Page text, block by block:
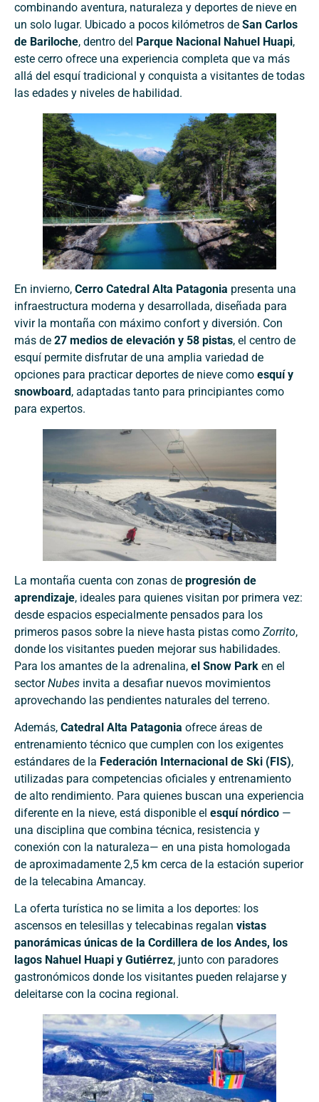
combinando aventura, naturaleza y deportes de nieve en
un solo lugar. Ubicado a pocos kilómetros de San Carlos
de Bariloche, dentro del Parque Nacional Nahuel Huapi,
este cerro ofrece una experiencia completa que va más
allá del esquí tradicional y conquista a visitantes de todas
las edades y niveles de habilidad.
En invierno, Cerro Catedral Alta Patagonia presenta una
infraestructura moderna y desarrollada, diseñada para
vivir la montaña con máximo confort y diversión. Con
más de 27 medios de elevación y 58 pistas, el centro de
esquí permite disfrutar de una amplia variedad de
opciones para practicar deportes de nieve como esquí y
snowboard, adaptadas tanto para principiantes como
para expertos.
La montaña cuenta con zonas de progresión de
aprendizaje, ideales para quienes visitan por primera vez:
desde espacios especialmente pensados para los
primeros pasos sobre la nieve hasta pistas como Zorrito,
donde los visitantes pueden mejorar sus habilidades.
Para los amantes de la adrenalina, el Snow Park en el
sectorNubes invita a desafiar nuevos movimientos
aprovechando las pendientes naturales del terreno.
Además, Catedral Alta Patagonia ofrece áreas de
entrenamiento técnico que cumplen con los exigentes
estándares de la Federación Internacional de Ski (FIS),
utilizadas para competencias oficiales y entrenamiento
de alto rendimiento. Para quienes buscan una experiencia
diferente en la nieve, está disponible el esquí nórdico —
una disciplina que combina técnica, resistencia y
conexión con la naturaleza— en una pista homologada
de aproximadamente 2,5 km cerca de la estación superior
de la telecabina Amancay.
La oferta turística no se limita a los deportes: los
ascensos en telesillas y telecabinas regalan vistas
panorámicas únicas de la Cordillera de los Andes, los
lagos Nahuel Huapi y Gutiérrez, junto con paradores
gastronómicos donde los visitantes pueden relajarse y
deleitarse con la cocina regional.